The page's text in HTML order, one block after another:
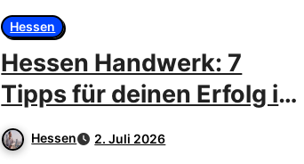
Hessen
Hessen Handwerk: 7
Tipps für deinen Erfolg im
Handwerk!
Hessen 2. Juli 2026